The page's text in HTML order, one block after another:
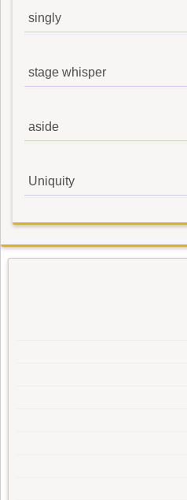
singly
stage whisper
aside
Uniquity